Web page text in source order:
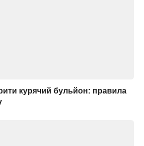
курячий бульйон: правила